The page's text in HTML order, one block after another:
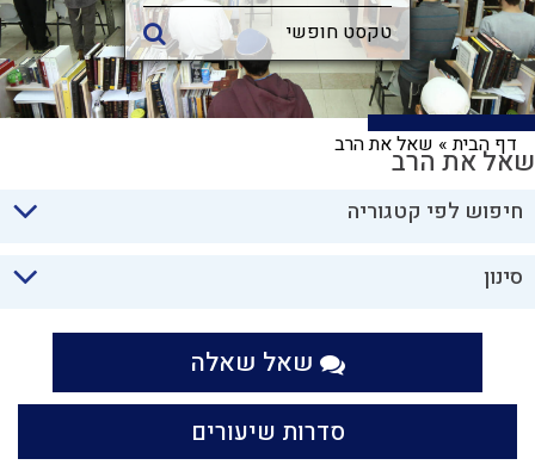
דף הבית» שאל את הרבשאל את הרב
חיפוש לפי קטגוריה
סינון
שאל שאלה
סדרות שיעורים